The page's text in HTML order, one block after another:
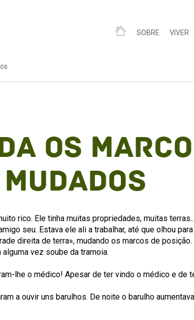
SOBRE VIVER
Os
Mudados
rico. Ele tinha muitas propriedades, muitas
seu. Estava ele ali a trabalhar, até que olhou
direita de terra», mudando os marcos de posição.
vez soube da tramoia.
lhe o médico! Apesar de ter vindo o médico e de
a ouvir uns barulhos. De noite o barulho